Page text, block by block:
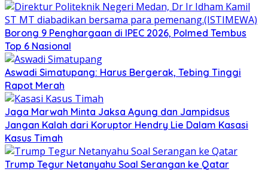
Borong 9 Penghargaan di IPEC 2026, Polmed Tembus
Top 6 Nasional
Aswadi Simatupang: Harus Bergerak, Tebing Tinggi
Rapot Merah
Jaga Marwah Minta Jaksa Agung dan Jampidsus
Jangan Kalah dari Koruptor Hendry Lie Dalam Kasasi
Kasus Timah
Trump Tegur Netanyahu Soal Serangan ke Qatar